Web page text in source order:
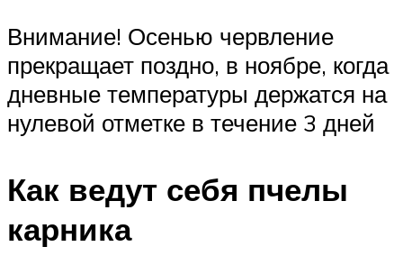
Внимание! Осенью червление
прекращает поздно, в ноябре, когда
дневные температуры держатся на
нулевой отметке в течение 3 дней
Как ведут себя пчелы
карника